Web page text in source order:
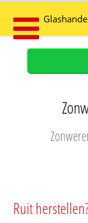
Ruit